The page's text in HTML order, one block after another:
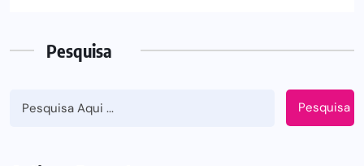
Pesquisa
Pesquisa